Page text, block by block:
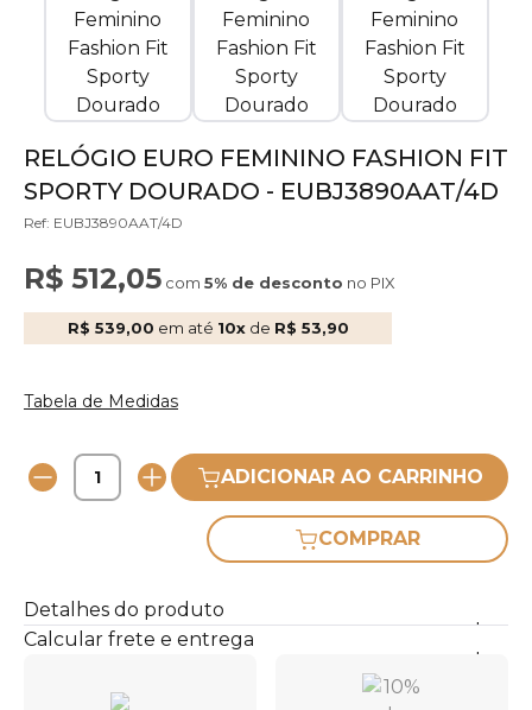
RELÓGIO EURO FEMININO FASHION FIT
SPORTY DOURADO - EUBJ3890AAT/4D
Ref: EUBJ3890AAT/4D
R$ 512,05 com 5% de desconto no PIX
R$ 539,00 em até 10xde R$ 53,90
Tabela de Medidas
ADICIONAR AO CARRINHO
COMPRAR
Detalhes do produto
Calcular frete e entrega